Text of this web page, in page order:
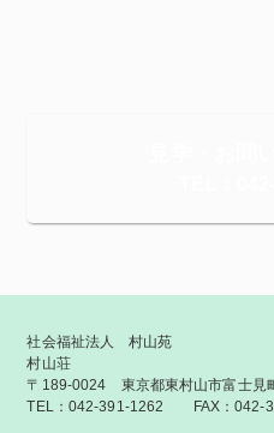
社会福祉法人 村山苑
村山荘
〒189-0024 東京都東村山市富士見
TEL：042-391-1262 FAX：042-